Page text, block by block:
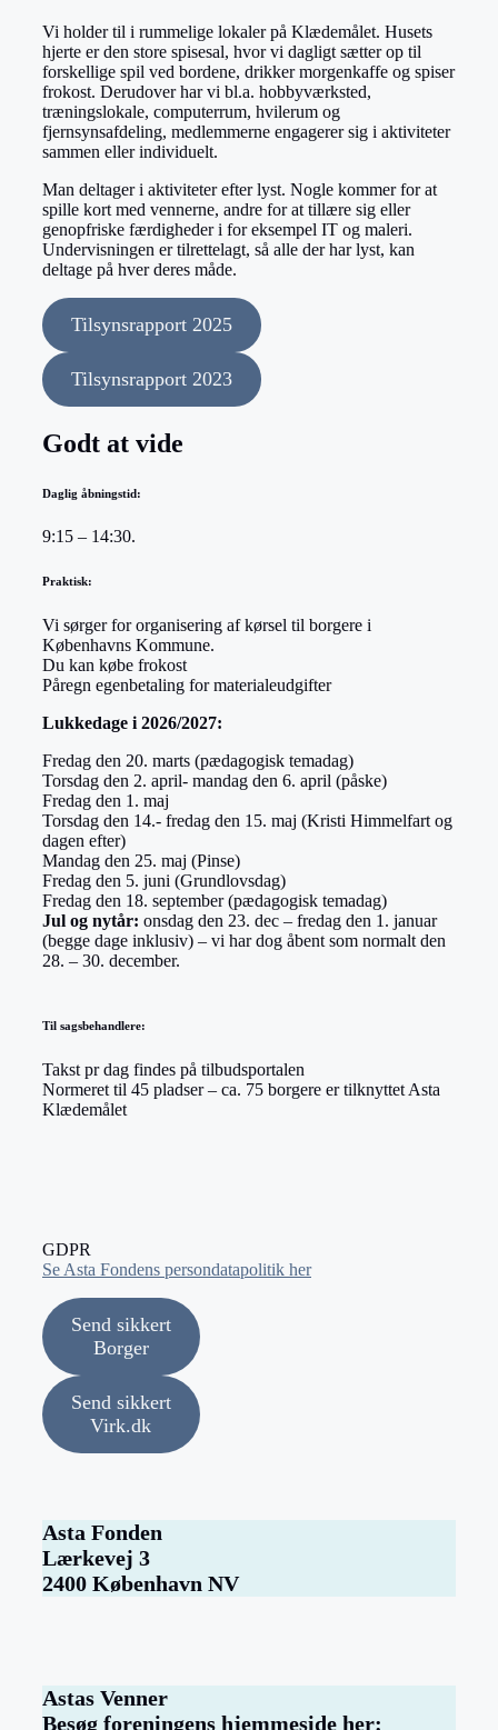
Vi holder til i rummelige lokaler på Klædemålet. Husets
hjerte er den store spisesal, hvor vi dagligt sætter op til
forskellige spil ved bordene, drikker morgenkaffe og spiser
frokost. Derudover har vi bl.a. hobbyværksted,
træningslokale, computerrum, hvilerum og
fjernsynsafdeling, medlemmerne engagerer sig i aktiviteter
sammen eller individuelt.
Man deltager i aktiviteter efter lyst. Nogle kommer for at
spille kort med vennerne, andre for at tillære sig eller
genopfriske færdigheder i for eksempel IT og maleri.
Undervisningen er tilrettelagt, så alle der har lyst, kan
deltage på hver deres måde.
Tilsynsrapport 2025
Tilsynsrapport 2023
Godt at vide
Daglig åbningstid:
9:15 – 14:30.
Praktisk:
Vi sørger for organisering af kørsel til borgere i
Københavns Kommune.
Du kan købe frokost
Påregn egenbetaling for materialeudgifter
Lukkedage i 2026/2027:
Fredag den 20. marts (pædagogisk temadag)
Torsdag den 2. april- mandag den 6. april (påske)
Fredag den 1. maj
Torsdag den 14.- fredag den 15. maj (Kristi Himmelfart og
dagen efter)
Mandag den 25. maj (Pinse)
Fredag den 5. juni (Grundlovsdag)
Fredag den 18. september (pædagogisk temadag)
Jul og nytår: onsdag den 23. dec – fredag den 1. januar
(begge dage inklusiv) – vi har dog åbent som normalt den
28. – 30. december.
Til sagsbehandlere:
Takst pr dag findes på tilbudsportalen
Normeret til 45 pladser – ca. 75 borgere er tilknyttet Asta
Klædemålet
GDPR
Se Asta Fondens persondatapolitik her
Send sikkert
Borger
Send sikkert
Virk.dk
Asta Fonden
Lærkevej 3
2400 København NV
Astas Venner
Besøg foreningens hjemmeside her: